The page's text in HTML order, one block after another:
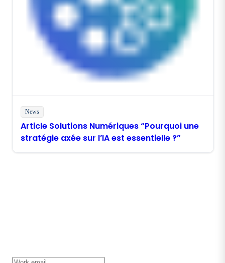
News
Article Solutions Numériques “Pourquoi une
stratégie axée sur l’IA est essentielle ?”